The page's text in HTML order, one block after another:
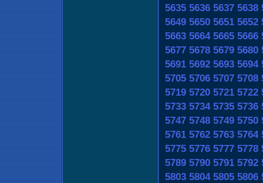
5635 5636 5637 5638
5649 5650 5651 5652
5663 5664 5665 5666
5677 5678 5679 5680
5691 5692 5693 5694
5705 5706 5707 5708
5719 5720 5721 5722
5733 5734 5735 5736
5747 5748 5749 5750
5761 5762 5763 5764
5775 5776 5777 5778
5789 5790 5791 5792
5803 5804 5805 5806